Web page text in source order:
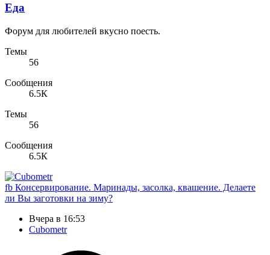
Еда
Форум для любителей вкусно поесть.
Темы
56
Сообщения
6.5К
Темы
56
Сообщения
6.5К
fb Консервирование. Маринады, засолка, квашение. Делаете
ли Вы заготовки на зиму?
Вчера в 16:53
Cubometr